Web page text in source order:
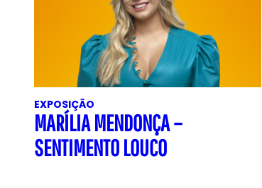
EXPOSIÇÃO
MARÍLIA MENDONÇA –
SENTIMENTO LOUCO